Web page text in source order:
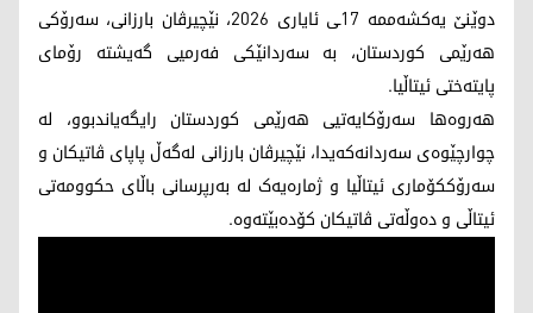
دوێنێ یەکشەممە 17ـی ئایاری 2026، نێچیرڤان بارزانی، سەرۆکی
هەرێمی کوردستان، بە سەردانێکی فەرمیی گەیشتە رۆمای
پایتەختی ئیتاڵیا.
هەروەها سەرۆکایەتیی هەرێمی کوردستان رایگەیاندبوو، لە
چوارچێوەی سەردانەکه‌یدا، نێچیرڤان بارزانی لەگەڵ پاپای ڤاتیکان و
سەرۆککۆماری ئیتاڵیا و ژمارەیەک لە بەرپرسانی باڵای حکوومەتی
ئیتاڵی و دەوڵەتی ڤاتیکان کۆدەبێتەوە.